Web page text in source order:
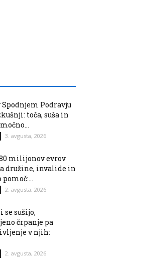
Podravju
toča, suša in
3. avgusta, 2026
milijonov evrov
družine, invalide in
2. avgusta, 2026
se sušijo,
črpanje pa
v njih:
2. avgusta, 2026